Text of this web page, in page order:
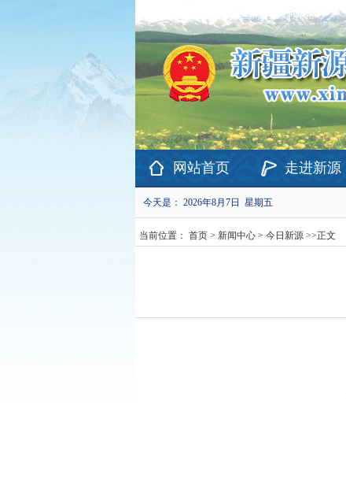
欢迎访问新疆维吾尔自治区新源县政府网站！
网站首页 走进新源
今天是： 2026年8月7日 星期五
当前位置： 首页 > 新闻中心 > 今日新源 >>正文